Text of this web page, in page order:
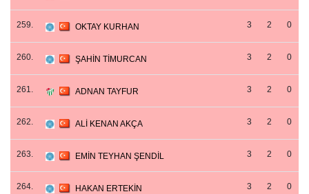
259. OKTAY KURHAN 3 2 0
260. ŞAHİN TİMURCAN 3 2 0
261. ADNAN TAYFUR 3 2 0
262. ALİ KENAN AKÇA 3 2 0
263. EMİN TEYHAN ŞENDİL 3 2 0
264. HAKAN ERTEKİN 3 2 0